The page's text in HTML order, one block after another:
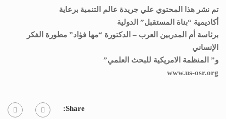
تم نشر هذا المحتوي علي جريدة عالم التنمية برعاية
أكاديمية “بناة المستقبل” الدولية
برئاسة أم المدربين العرب – الدكتورة “مها فؤاد” مطورة الفكر
الإنساني
و” المنظمة الامريكية للبحث العلمي”
www.us-osr.org
Share: